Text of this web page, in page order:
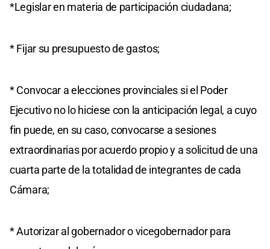
*Legislar en materia de participación ciudadana;
* Fijar su presupuesto de gastos;
* Convocar a elecciones provinciales si el Poder
Ejecutivo no lo hiciese con la anticipación legal, a cuyo
fin puede, en su caso, convocarse a sesiones
extraordinarias por acuerdo propio y a solicitud de una
cuarta parte de la totalidad de integrantes de cada
Cámara;
* Autorizar al gobernador o vicegobernador para